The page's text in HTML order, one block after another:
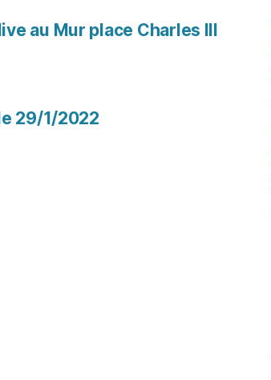
au Mur place Charles III
29/1/2022